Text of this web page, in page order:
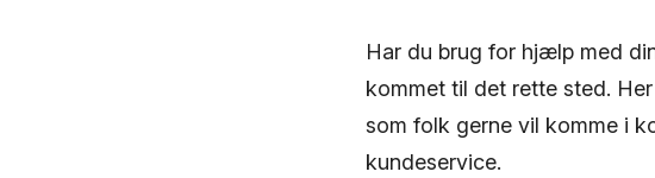
Har du brug for hjælp med
kommet til det rette sted.
som folk gerne vil komme i
kundeservice.